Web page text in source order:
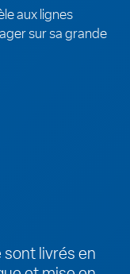
aux lignes
sur sa grande
sont livrés en